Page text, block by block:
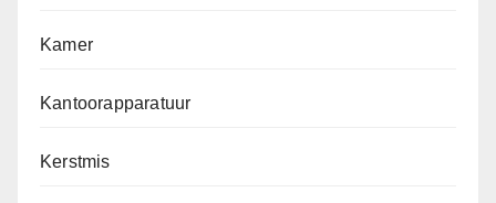
Kamer
Kantoorapparatuur
Kerstmis